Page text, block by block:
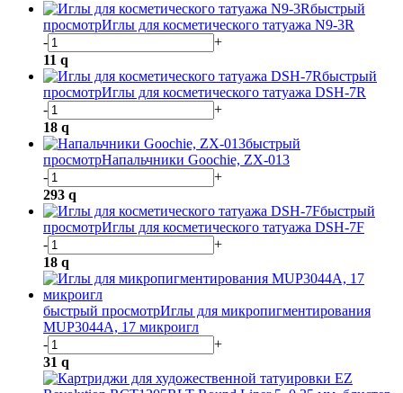
быстрый
просмотрИглы для косметического татуажа N9-3R
-
+
11 q
быстрый
просмотрИглы для косметического татуажа DSH-7R
-
+
18 q
быстрый
просмотрНапальчники Goochie, ZX-013
-
+
293 q
быстрый
просмотрИглы для косметического татуажа DSH-7F
-
+
18 q
быстрый просмотрИглы для микропигментирования
MUP3044A, 17 микроигл
-
+
31 q